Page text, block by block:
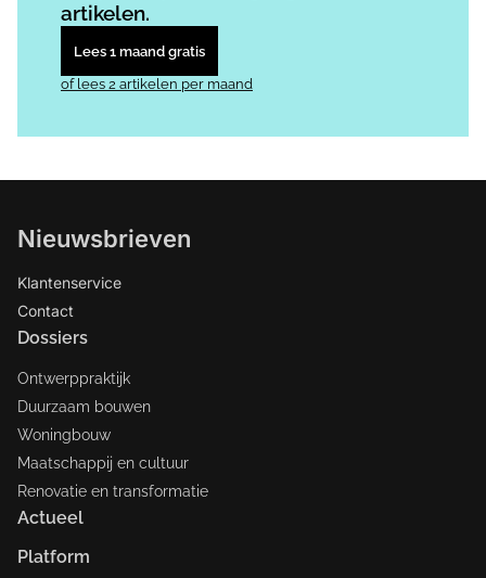
artikelen.
Lees 1 maand gratis
of lees 2 artikelen per maand
Nieuwsbrieven
Klantenservice
Contact
Dossiers
Ontwerppraktijk
Duurzaam bouwen
Woningbouw
Maatschappij en cultuur
Renovatie en transformatie
Actueel
Platform